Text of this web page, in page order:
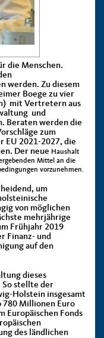
die Menschen.
werden. Zu diesem
Boege zu vier
mit Vertretern aus
und
Beraten werden die
zum
EU 2021-2027, die
Der neue Haushalt
Mittel an die
vorzunehmen.
um
von möglichen
mehrjährige
Frühjahr 2019
Finanz- und
auf den
dieses
So stellte der
Holstein insgesamt
780 Millionen Euro
Europäischen Fonds
des ländlichen